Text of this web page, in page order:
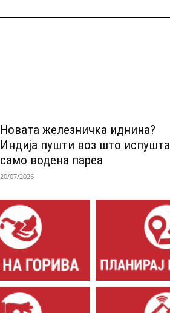
Новата железничка иднина?
Индија пушти воз што испушта
само водена пареа
20/07/2026